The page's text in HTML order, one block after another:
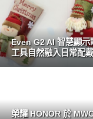
Even G2 AI 智慧顯示
工具自然融入日常配戴
榮耀 HONOR 於